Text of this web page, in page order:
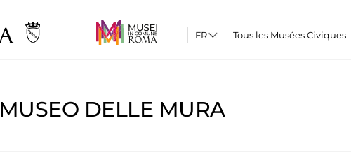
Tous les Musées Civiques
MUSEO DELLE MURA